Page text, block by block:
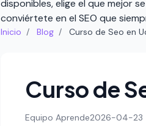
disponibles, elige el que mejor
conviértete en el SEO que
Inicio / Blog / Curso de Seo en
Curso de
Equipo Aprende2026-04-23